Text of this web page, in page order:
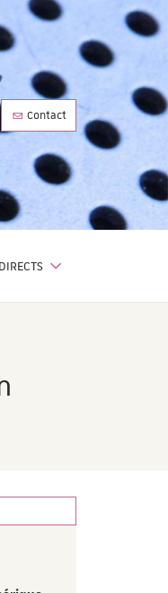
Contact
Facebook
Youtube